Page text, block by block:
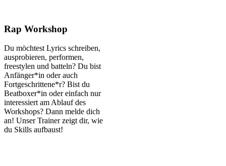
Rap Workshop
Du möchtest Lyrics schreiben,
ausprobieren, performen,
freestylen und batteln? Du bist
Anfänger*in oder auch
Fortgeschrittene*r? Bist du
Beatboxer*in oder einfach nur
interessiert am Ablauf des
Workshops? Dann melde dich
an! Unser Trainer zeigt dir, wie
du Skills aufbaust!